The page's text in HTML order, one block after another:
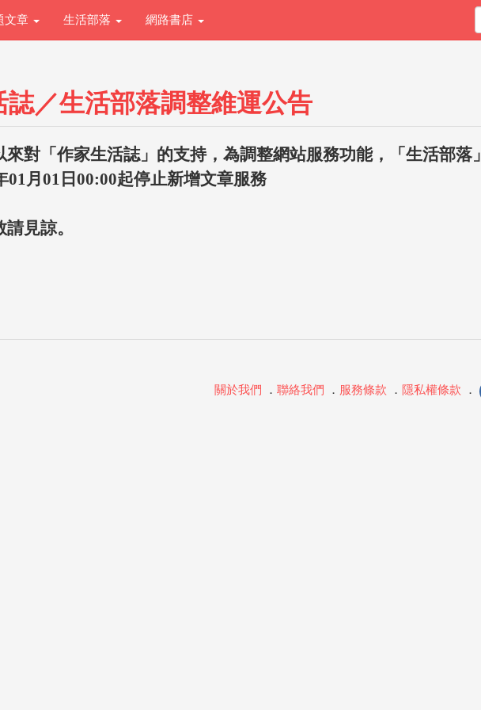
文章 生活部落 網路書店
誌／生活部落調整維運公告
來對「作家生活誌」的支持，為調整網站服務功能，「生活部落」
01月01日00:00起停止新增文章服務
見諒。
關於我們 ． 聯絡我們 ． 服務條款 ． 隱私權條款 ．